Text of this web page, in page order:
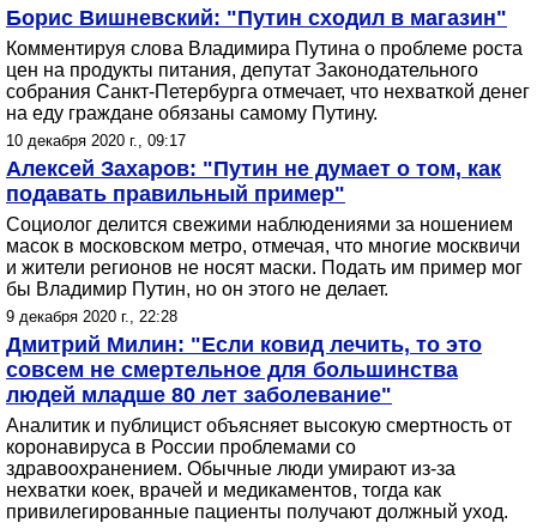
Борис Вишневский: "Путин сходил в магазин"
Комментируя слова Владимира Путина о проблеме роста
цен на продукты питания, депутат Законодательного
собрания Санкт-Петербурга отмечает, что нехваткой денег
на еду граждане обязаны самому Путину.
10 декабря 2020 г., 09:17
Алексей Захаров: "Путин не думает о том, как
подавать правильный пример"
Социолог делится свежими наблюдениями за ношением
масок в московском метро, отмечая, что многие москвичи
и жители регионов не носят маски. Подать им пример мог
бы Владимир Путин, но он этого не делает.
9 декабря 2020 г., 22:28
Дмитрий Милин: "Если ковид лечить, то это
совсем не смертельное для большинства
людей младше 80 лет заболевание"
Аналитик и публицист объясняет высокую смертность от
коронавируса в России проблемами со
здравоохранением. Обычные люди умирают из-за
нехватки коек, врачей и медикаментов, тогда как
привилегированные пациенты получают должный уход.